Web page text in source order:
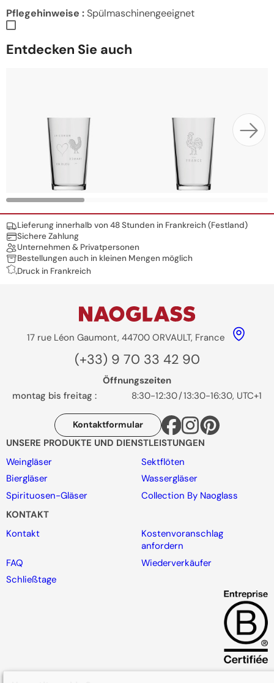
Pflegehinweise :Spülmaschinengeeignet
Entdecken Sie auch
Nos engagements
Lieferung innerhalb von 48 Stunden in Frankreich (Festland)
Sichere Zahlung
Unternehmen & Privatpersonen
Bestellungen auch in kleinen Mengen möglich
Druck in Frankreich
17 rue Léon Gaumont, 44700 ORVAULT, France
(+33) 9 70 33 42 90
Öffnungszeiten
montag bis freitag :
8:30-12:30/13:30-16:30, UTC+1
Kontaktformular
UNSERE PRODUKTE UND DIENSTLEISTUNGEN
Weingläser
Sektflöten
Biergläser
Wassergläser
Spirituosen-Gläser
Collection By Naoglass
KONTAKT
Kontakt
Kostenvoranschlag
anfordern
FAQ
Wiederverkäufer
Schließtage